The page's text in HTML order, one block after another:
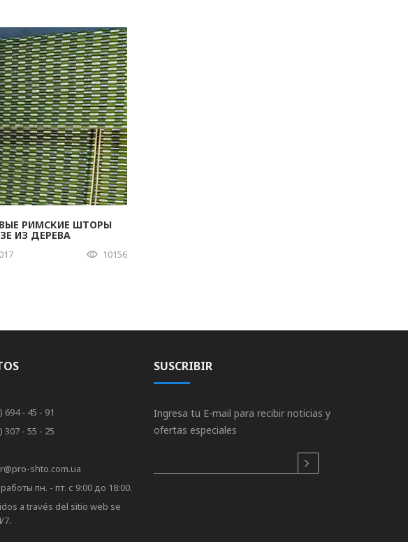
РИМСКИЕ ШТОРЫ
ИЗ ДЕРЕВА
10156
694 - 45 - 91
307 - 55 - 25
shto.com.ua
пн. - пт. с 9:00 до 18:00.
a través del sitio web se
7.
SUSCRIBIR
Ingresa tu E-mail para recibir noticias y
ofertas especiales